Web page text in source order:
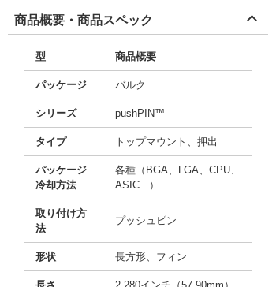
商品概要・商品スペック
型 商品概要
パッケージ バルク
シリーズ pushPIN™
タイプ トップマウント、押出
パッケージ
冷却方法
各種（BGA、LGA、CPU、
ASIC...）
取り付け方
法
プッシュピン
形状 長方形、フィン